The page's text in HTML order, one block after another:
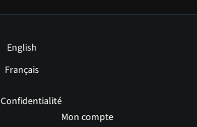
English
Français
Confidentialité
Mon compte